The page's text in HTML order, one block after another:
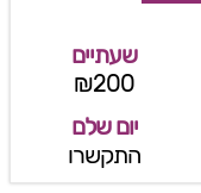
שעתיים
₪200
יום שלם
התקשרו